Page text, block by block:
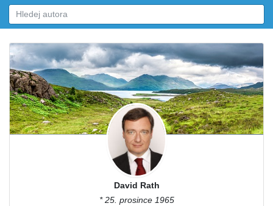
David Rath
* 25. prosince 1965